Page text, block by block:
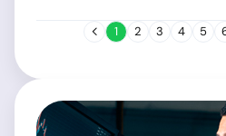
1 2 3 4 5